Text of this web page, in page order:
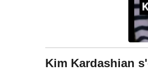
Kim Kardashian